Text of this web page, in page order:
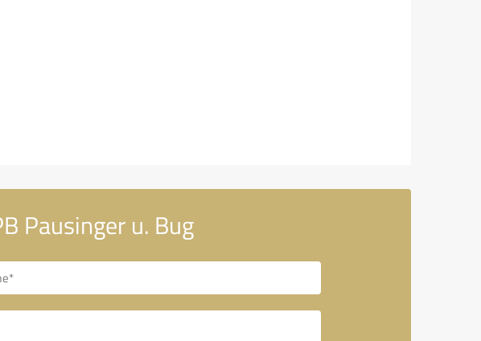
Pausinger u. Bug